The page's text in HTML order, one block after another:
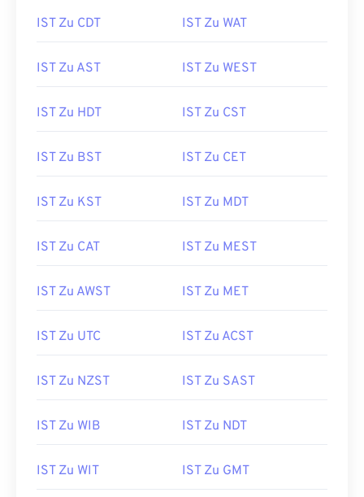
IST Zu CDT IST Zu WAT
IST Zu AST IST Zu WEST
IST Zu HDT IST Zu CST
IST Zu BST IST Zu CET
IST Zu KST IST Zu MDT
IST Zu CAT IST Zu MEST
IST Zu AWST IST Zu MET
IST Zu UTC IST Zu ACST
IST Zu NZST IST Zu SAST
IST Zu WIB IST Zu NDT
IST Zu WIT IST Zu GMT